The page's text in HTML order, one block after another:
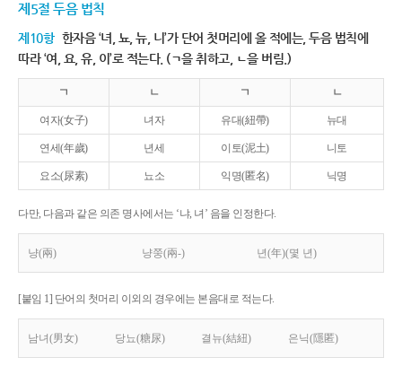
제5절 두음 법칙
제10항 한자음 ‘녀, 뇨, 뉴, 니’가 단어 첫머리에 올 적에는, 두음 법칙에
따라 ‘여, 요, 유, 이’로 적는다. (ㄱ을 취하고, ㄴ을 버림.)
ㄱ ㄴ ㄱ ㄴ
여자(女子) 녀자 유대(紐帶) 뉴대
연세(年歲) 년세 이토(泥土) 니토
요소(尿素) 뇨소 익명(匿名) 닉명
다만, 다음과 같은 의존 명사에서는 ‘냐, 녀’ 음을 인정한다.
냥(兩) 냥쭝(兩-) 년(年)(몇 년)
[붙임 1] 단어의 첫머리 이외의 경우에는 본음대로 적는다.
남녀(男女) 당뇨(糖尿) 결뉴(結紐) 은닉(隱匿)